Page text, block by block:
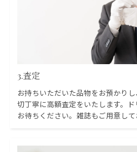
3.査定
お持ちいただいた品物をお預かり
切丁寧に高額査定をいたします。
お待ちください。雑誌もご用意して